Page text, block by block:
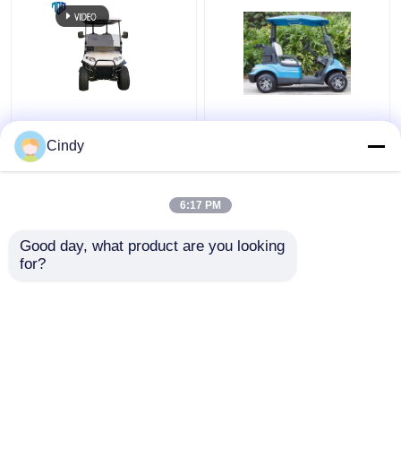
Chariot de golf 25Km/h
48V/5kw 4 soulevé par
Seater de vitesse
48V 4KW Chariots
électriques légaux pour
Cindy
6:17 PM
Good day, what product are you looking
for?